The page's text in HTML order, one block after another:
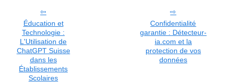
Éducation et
Technologie :
L'Utilisation de
ChatGPT Suisse
dans les
Établissements
Scolaires
Confidentialité
garantie : Détecteur-
ia.com et la
protection de vos
données